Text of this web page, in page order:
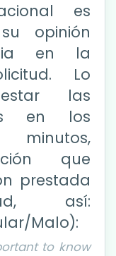
es
opinión
en la
Lo
las
en los
que
prestada
así:
Malo):
to know